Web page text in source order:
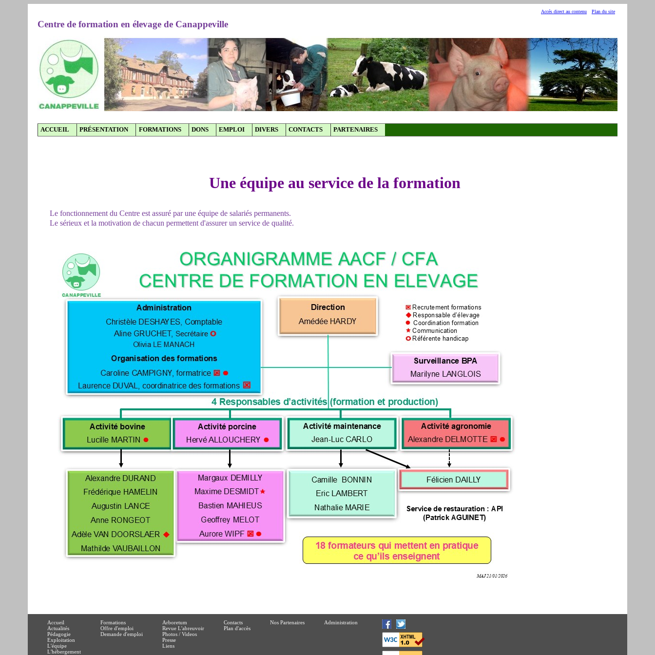
Plan du site
Accés direct au contenu
Centre de formation en élevage de Canappeville
ACCUEIL PRÉSENTATION FORMATIONS DONS EMPLOI DIVERS CONTACTS PARTENAIRES
Une équipe au service de la formation
Le fonctionnement du Centre est assuré par une équipe de salariés permanents.
Le sérieux et la motivation de chacun permettent d'assurer un service de qualité.
Accueil
Actualités
Pédagogie
Exploitation
L'équipe
L'hébergement
Formations
Offre d'emploi
Demande d'emploi
Arboretum
Revue L'abreuvoir
Photos / Videos
Presse
Liens
Contacts
Plan d'accès
Nos Partenaires Administration